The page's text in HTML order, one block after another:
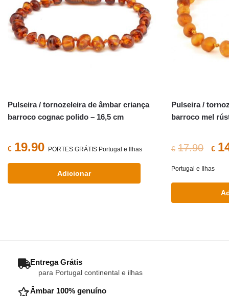
Pulseira / tornozeleira de âmbar criança
barroco cognac polido – 16,5 cm
€ 19.90 PORTES GRÁTIS Portugal e Ilhas
Adicionar
Pulseira /
barroco mel
€ 17.90
O
€
Portugal e Ilhas
– Entrega Grátis
para Portugal continental e ilhas
– Âmbar 100% genuíno